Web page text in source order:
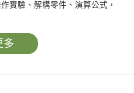
實驗、解構零件、演算公式，
OS吧！
多